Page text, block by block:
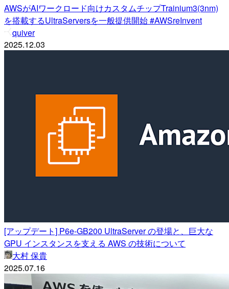
AWSがAIワークロード向けカスタムチップTrainium3(3nm)
を搭載するUltraServersを一般提供開始 #AWSreInvent
quiver
2025.12.03
[アップデート] P6e-GB200 UltraServer の登場と、巨大な
GPU インスタンスを支える AWS の技術について
大村 保貴
2025.07.16